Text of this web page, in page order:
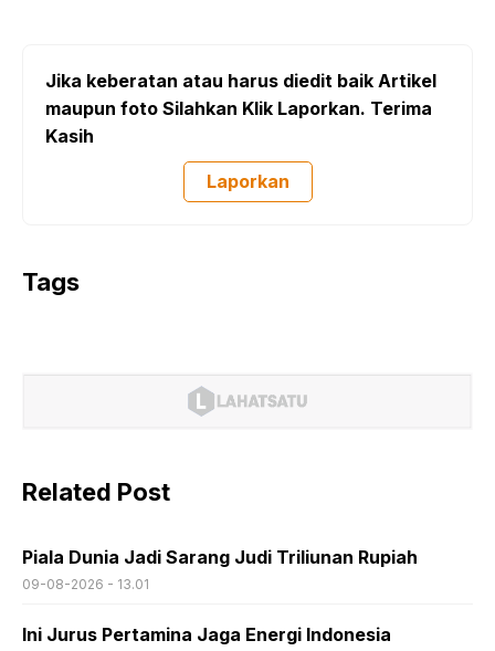
Jika keberatan atau harus diedit baik Artikel
maupun foto Silahkan Klik Laporkan. Terima
Kasih
Laporkan
Tags
Related Post
Piala Dunia Jadi Sarang Judi Triliunan Rupiah
09-08-2026 - 13.01
Ini Jurus Pertamina Jaga Energi Indonesia